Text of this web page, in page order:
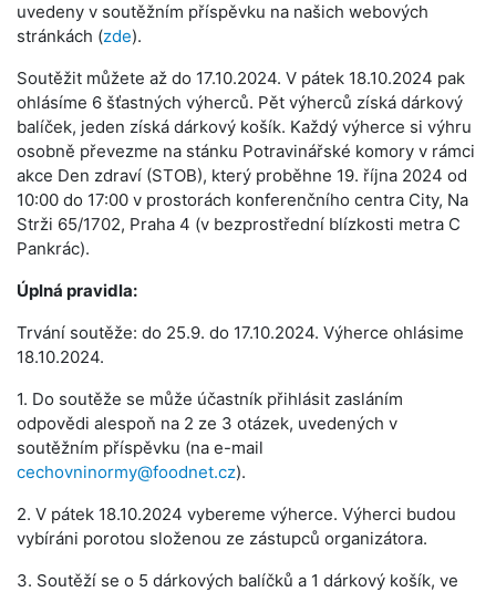
uvedeny v soutěžním příspěvku na našich webových
stránkách (zde).
Soutěžit můžete až do 17.10.2024. V pátek 18.10.2024 pak
ohlásíme 6 šťastných výherců. Pět výherců získá dárkový
balíček, jeden získá dárkový košík. Každý výherce si výhru
osobně převezme na stánku Potravinářské komory v rámci
akce Den zdraví (STOB), který proběhne 19. října 2024 od
10:00 do 17:00 v prostorách konferenčního centra City, Na
Strži 65/1702, Praha 4 (v bezprostřední blízkosti metra C
Pankrác).
Úplná pravidla:
Trvání soutěže: do 25.9. do 17.10.2024. Výherce ohlásime
18.10.2024.
1. Do soutěže se může účastník přihlásit zasláním
odpovědi alespoň na 2 ze 3 otázek, uvedených v
soutěžním příspěvku (na e-mail
cechovninormy@foodnet.cz).
2. V pátek 18.10.2024 vybereme výherce. Výherci budou
vybíráni porotou složenou ze zástupců organizátora.
3. Soutěží se o 5 dárkových balíčků a 1 dárkový košík, ve